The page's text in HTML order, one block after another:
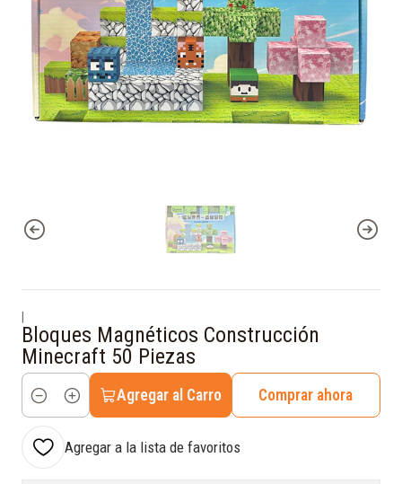
Bloques Magnéticos Construcción
Minecraft 50 Piezas
Cantidad
Agregar al Carro Comprar ahora
Agregar a la lista de favoritos